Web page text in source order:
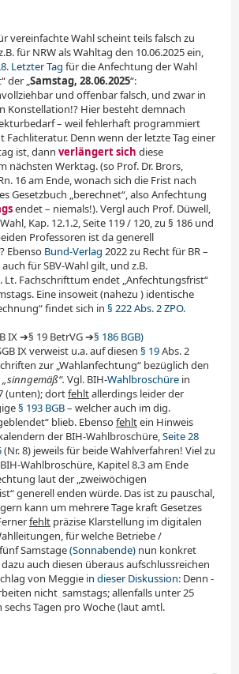
vereinfachte Wahl scheint teils falsch zu
für NRW als Wahltag den 10.06.2025 ein,
Letzter Tag für die Anfechtung der Wahl
der „Samstag, 28.06.2025“:
und offenbar falsch, und zwar in
Konstellation!? Hier besteht demnach
– weil fehlerhaft programmiert
Denn wenn der letzte Tag einer
ist, dann verlängert sich diese
nächsten Werktag. (so Prof. Dr. Brors,
16 am Ende, wonach sich die Frist nach
Gesetzbuch „berechnet“, also Anfechtung
endet – niemals!). Vergl auch Prof. Düwell,
Kap. 12.1.2, Seite 119 / 120, zu § 186 und
Professoren ist da generell
Ebenso Bund-Verlag 2022 zu Recht für BR –
für SBV-Wahl gilt, und z.B.
Lt. Fachschrifttum endet „Anfechtungsfrist“
Eine insoweit (nahezu ) identische
findet sich in § 222 Abs. 2 ZPO.
IX ➔§ 19 BetrVG ➔§ 186 BGB)
IX verweist u.a. auf diesen § 19Abs. 2
zur „Wahlanfechtung“ bezüglich den
„sinngemäß“. Vgl. BIH-Wahlbroschüre in
(unten); dortfehltallerdings leider der
§ 193 BGB– welcher auch im dig.
blieb. Ebensofehltein Hinweis
der BIH-Wahlbroschüre,Seite 28
(Nr. 8) jeweils für beide Wahlverfahren! Viel zu
Wahlbroschüre, Kapitel 8.3 am Ende
laut der „zweiwöchigen
generell enden würde. Das ist zu pauschal,
kann um mehrere Tage kraft Gesetzes
fehlt präzise Klarstellung im digitalen
für welche Betriebe /
Samstage(Sonnabende) nun konkret
auch diesen überaus aufschlussreichen
von Meggie in dieser Diskussion: Denn -
nicht samstags; allenfalls unter 25
Tagen pro Woche (laut amtl.